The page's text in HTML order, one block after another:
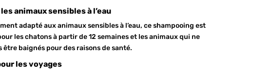
animaux sensibles à l’eau
adapté aux animaux sensibles à l’eau, ce shampooing est
les chatons à partir de 12 semaines et les animaux qui ne
être baignés pour des raisons de santé.
les voyages